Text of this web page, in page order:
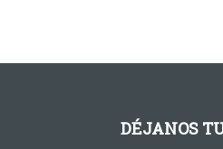
DÉJANOS